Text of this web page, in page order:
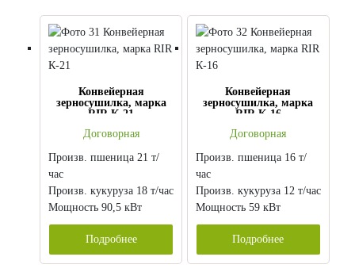
Конвейерная
зерносушилка, марка
RIR К-21
Договорная
Произв. пшеница 21 т/
час
Произв. кукуруза 18 т/час
Мощность 90,5 кВт
Подробнее
Конвейерная
зерносушилка, марка
RIR К-16
Договорная
Произв. пшеница 16 т/
час
Произв. кукуруза 12 т/час
Мощность 59 кВт
Подробнее